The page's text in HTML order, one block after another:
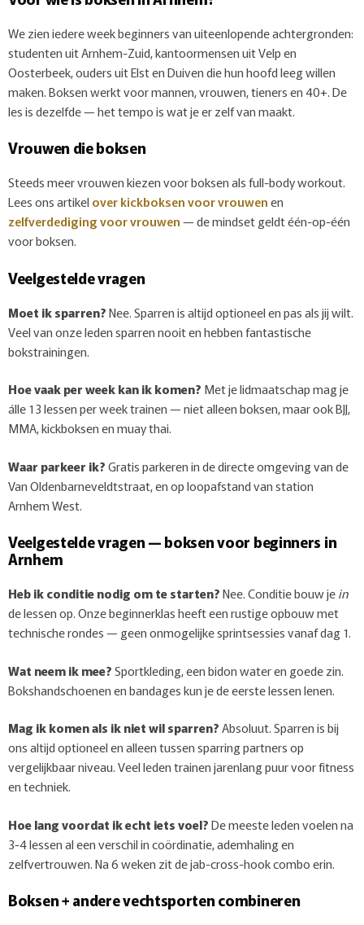
We zien iedere week beginners van uiteenlopende achtergronden:
studenten uit Arnhem-Zuid, kantoormensen uit Velp en
Oosterbeek, ouders uit Elst en Duiven die hun hoofd leeg willen
maken. Boksen werkt voor mannen, vrouwen, tieners en 40+. De
les is dezelfde — het tempo is wat je er zelf van maakt.
Vrouwen die boksen
Steeds meer vrouwen kiezen voor boksen als full-body workout.
Lees ons artikel over kickboksen voor vrouwenen
zelfverdediging voor vrouwen— de mindset geldt één-op-één
voor boksen.
Veelgestelde vragen
Moet ik sparren?Nee. Sparren is altijd optioneel en pas als jij wilt.
Veel van onze leden sparren nooit en hebben fantastische
bokstrainingen.
Hoe vaak per week kan ik komen? Met je lidmaatschap mag je
álle 13 lessen per week trainen — niet alleen boksen, maar ook BJJ,
MMA, kickboksen en muay thai.
Waar parkeer ik?Gratis parkeren in de directe omgeving van de
Van Oldenbarneveldtstraat, en op loopafstand van station
Arnhem West.
Veelgestelde vragen — boksen voor beginners in
Arnhem
Heb ik conditie nodig om te starten?Nee. Conditie bouw jein
de lessen op. Onze beginnerklas heeft een rustige opbouw met
technische rondes — geen onmogelijke sprintsessies vanaf dag 1.
Wat neem ik mee?Sportkleding, een bidon water en goede zin.
Bokshandschoenen en bandages kun je de eerste lessen lenen.
Mag ik komen als ik niet wil sparren?Absoluut. Sparren is bij
ons altijd optioneel en alleen tussen sparring partners op
vergelijkbaar niveau. Veel leden trainen jarenlang puur voor fitness
en techniek.
Hoe lang voordat ik echt iets voel?De meeste leden voelen na
3-4 lessen al een verschil in coördinatie, ademhaling en
zelfvertrouwen. Na 6 weken zit de jab-cross-hook combo erin.
Boksen + andere vechtsporten combineren